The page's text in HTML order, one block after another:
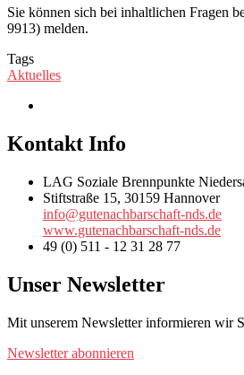
Sie können sich bei inhaltlichen Fragen
9913) melden.
Tags
Aktuelles
Kontakt Info
LAG Soziale Brennpunkte
Stiftstraße 15, 30159 Hannover
info@gutenachbarschaft-nds.de
www.gutenachbarschaft-nds.de
49 (0) 511 - 12 31 28 77
Unser Newsletter
Mit unserem Newsletter informieren wir
Newsletter abonnieren